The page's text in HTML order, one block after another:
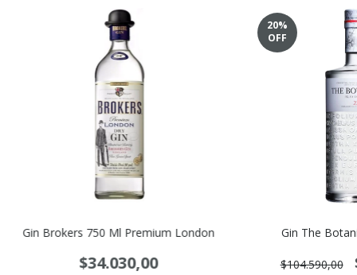
Gin Brokers 750 Ml Premium London
$34.030,00
20%
OFF
Gin The
$104.590,00